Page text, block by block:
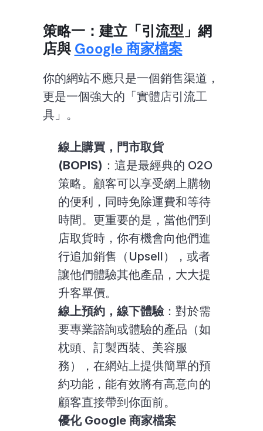
策略一：建立「引流型」網
店與 Google 商家檔案
你的網站不應只是一個銷售渠道，
更是一個強大的「實體店引流工
具」。
線上購買，門市取貨
(BOPIS) ：這是最經典的 O2O
策略。顧客可以享受網上購物
的便利，同時免除運費和等待
時間。更重要的是，當他們到
店取貨時，你有機會向他們進
行追加銷售（Upsell），或者
讓他們體驗其他產品，大大提
升客單價。
線上預約，線下體驗：對於需
要專業諮詢或體驗的產品（如
枕頭、訂製西裝、美容服
務），在網站上提供簡單的預
約功能，能有效將有高意向的
顧客直接帶到你面前。
優化 Google 商家檔案